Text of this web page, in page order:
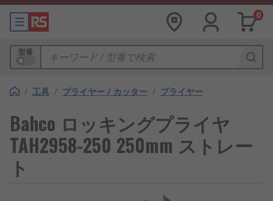
0
型番
/ 工具 / プライヤー / カッター / プライヤー
Bahco ロッキングプライヤ
TAH2958-250 250mm ストレー
ト